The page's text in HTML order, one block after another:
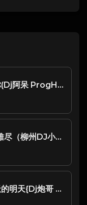
王杰 - 我是真的爱上你(Dj阿呆 ProgHouse Rmx 2024)
会员私货-张宇 - 一言难尽（柳州DJ小罗 FunKyHouse Mix）
动力火车 - 明天的明天的明天{Dj炮哥 2022 Remix}